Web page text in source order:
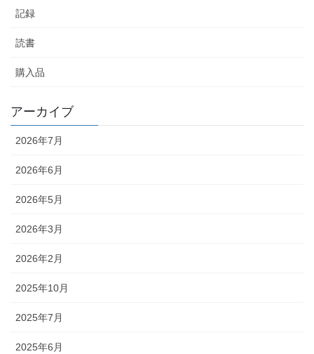
記録
読書
購入品
アーカイブ
2026年7月
2026年6月
2026年5月
2026年3月
2026年2月
2025年10月
2025年7月
2025年6月